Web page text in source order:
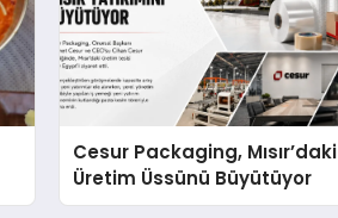
Cesur Packaging, Mısır’daki
Üretim Üssünü Büyütüyor